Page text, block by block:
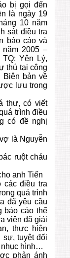
bị gọi đến
là ngày 19
10 năm
sát điều tra
báo cáo và
2005 –
Yên Lý,
thú tại công
Biên bản về
lưu trong
thư, có viết
trình điều
có đề nghị
là Nguyễn
ruột cháu
anh Tiến
các điều tra
quá trình
đã yêu cầu
báo cáo thể
viên đã giải
thực hiện
sự, tuyệt đối
nhục hình…
phản ánh